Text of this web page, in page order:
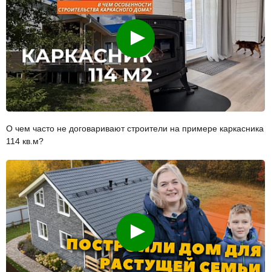
Смотреть
О чем часто не договаривают строители на примере каркасника
114 кв.м?
Смотреть